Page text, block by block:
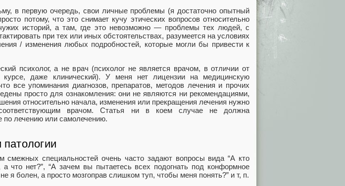
в первую очередь, свои личные проблемы (я достаточно опытный
потому, что это снимает кучу этических вопросов относительно
историй, а там, где это невозможно — проблемы тех людей, с
при тех или иных обстоятельствах, разумеется на условиях
/ изменения любых подробностей, которые могли бы привести к
психолог, а не врач (психолог не является врачом, в отличии от
даже клинический). У меня нет лицензии на медицинскую
все упоминания диагнозов, препаратов, методов лечения и прочих
просто для ознакомления: они не являются ни рекомендациями,
относительно начала, изменения или прекращения лечения нужно
врачом. Статья ни в коем случае не должна
по лечению или самолечению.
смежных специальностей очень часто задают вопросы вида “А кто
а что нет?”, “А зачем вы пытаетесь всех подогнать под конформное
я болен, а просто мозгоправ слишком туп, чтобы меня понять?” и т, п.